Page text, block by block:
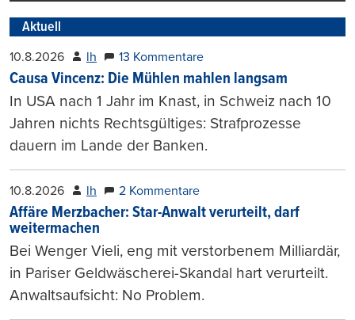
Aktuell
10.8.2026 lh 13 Kommentare
Causa Vincenz: Die Mühlen mahlen langsam
In USA nach 1 Jahr im Knast, in Schweiz nach 10
Jahren nichts Rechtsgültiges: Strafprozesse
dauern im Lande der Banken.
10.8.2026 lh 2 Kommentare
Affäre Merzbacher: Star-Anwalt verurteilt, darf
weitermachen
Bei Wenger Vieli, eng mit verstorbenem Milliardär,
in Pariser Geldwäscherei-Skandal hart verurteilt.
Anwaltsaufsicht: No Problem.